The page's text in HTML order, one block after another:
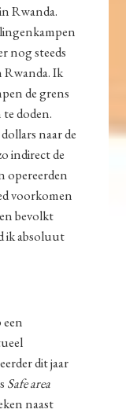
Rwanda.
nog steeds
Rwanda. Ik
de grens
doden.
naar de
indirect de
opereerden
voorkomen
bevolkt
ik absoluut
een
dit jaar
Safe area
naast